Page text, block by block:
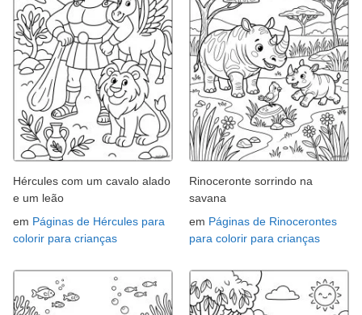
Hércules com um cavalo alado
e um leão
em Páginas de Hércules para
colorir para crianças
Rinoceronte sorrindo na
savana
em Páginas de Rinocerontes
para colorir para crianças